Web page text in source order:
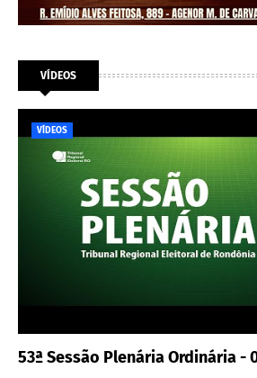
VÍDEOS
VÍDEOS
53ª Sessão Plenária Ordinária -